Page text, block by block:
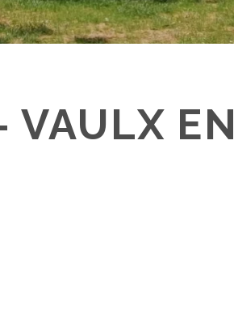
VAULX EN